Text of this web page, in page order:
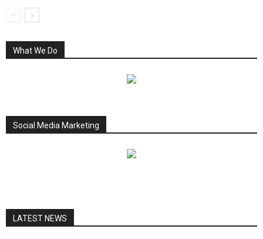
What We Do
Social Media Marketing
LATEST NEWS